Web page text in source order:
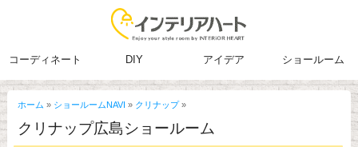
コーディネート DIY アイデア ショールーム
ホーム » ショールームNAVI » クリナップ»
クリナップ広島ショールーム